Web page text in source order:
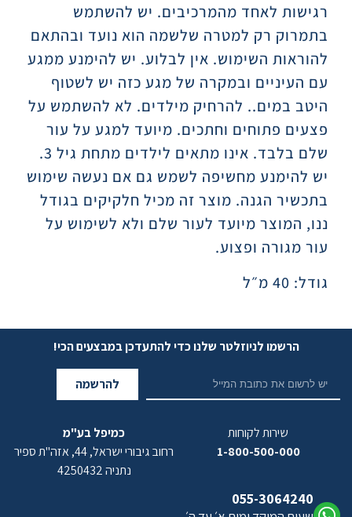
רגישות לאחד מהמרכיבים. יש להשתמש
בתמרוק רק למטרה שלשמה הוא נועד ובהתאם
להוראות השימוש. אין לבלוע. יש להימנע ממגע
עם העיניים ובמקרה של מגע כזה יש לשטוף
היטב במים.. להרחיק מילדים. לא להשתמש על
פצעים פתוחים וחתכים. מיועד למגע על עור
שלם בלבד. אינו מתאים לילדים מתחת גיל 3.
יש להימנע מחשיפה לשמש גם אם נעשה שימוש
בתכשיר הגנה. מוצר זה מכיל חלקיקים בגודל
ננו, המוצר מיועד לעור שלם ולא לשימוש על
עור מגורה ופצוע.
גודל: 40 מ״ל
הרשמו לניוזלטר שלנו כדי להתעדכן במבצעים הכי!
להרשמה
שירות לקוחות
1-800-500-000
055-3064240
כמיפל בע"מ
רחוב גיבורי ישראל, 44, אזה"ת ספיר
נתניה 4250432